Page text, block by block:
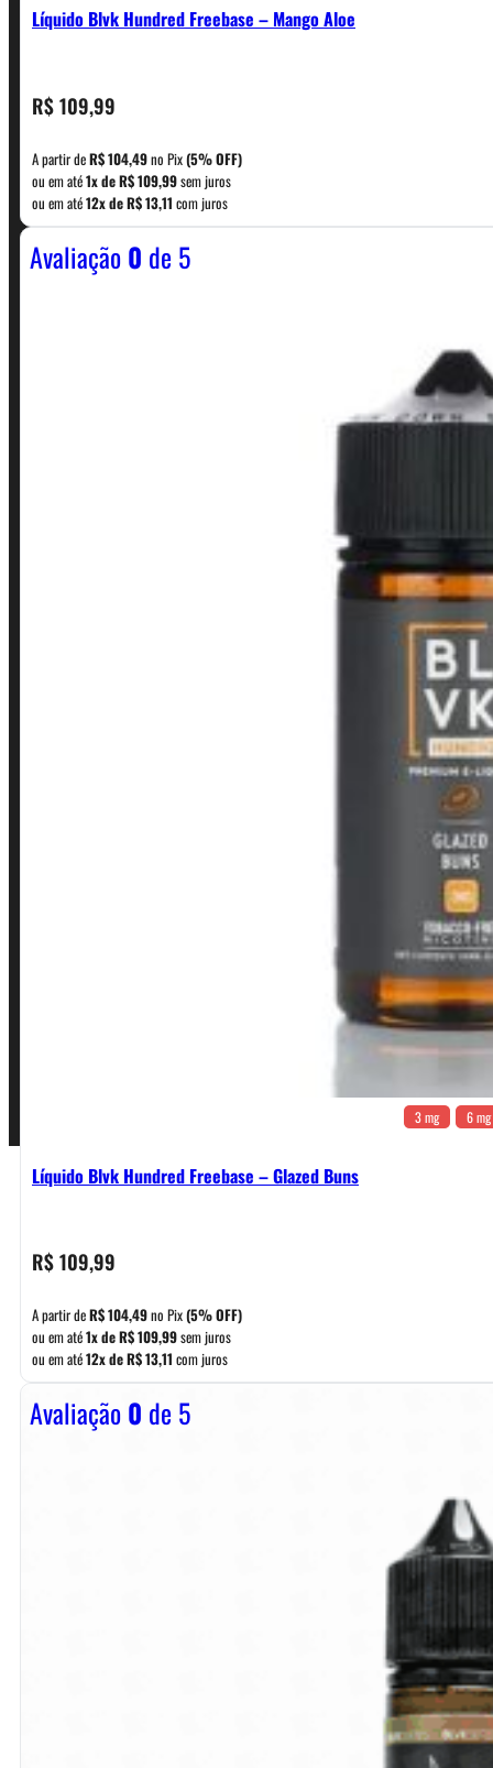
Líquido Blvk Hundred Freebase – Mango Aloe
R$109,99
A partir deR$104,49no Pix(5% OFF)
ou em até1x deR$109,99sem juros
ou em até12x deR$13,11 com juros
Avaliação0 de 5
3 mg 6 mg
Líquido Blvk Hundred Freebase – Glazed Buns
R$109,99
A partir deR$104,49no Pix(5% OFF)
ou em até1x deR$109,99sem juros
ou em até12x deR$13,11 com juros
Avaliação0 de 5
CONTATO
WhatsApp: (11) 5229-0120
Horário: Política de Horario e Fretes
Política de Garantia, Reembolso e Devolução